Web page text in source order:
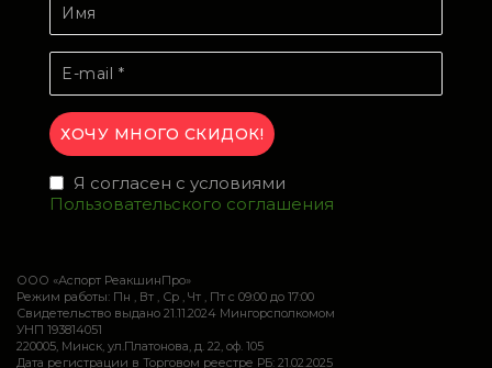
Я согласен с условиями
Пользовательского соглашения
ООО «Аспорт РеакшинПро»
Режим работы: Пн , Вт , Ср , Чт , Пт c 09:00 до 17:00
Свидетельство выдано 21.11.2024 Мингорсполкомом
УНП 193814051
220005, Минск, ул.Платонова, д. 22, оф. 105
Дата регистрации в Торговом реестре РБ: 21.02.2025